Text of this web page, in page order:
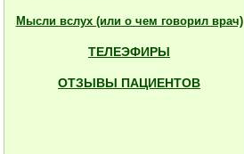
Мысли вслух (или о чем говорил врач)
ТЕЛЕЭФИРЫ
ОТЗЫВЫ ПАЦИЕНТОВ